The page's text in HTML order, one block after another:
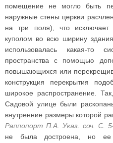
помещение не могло быть
наружные стены церкви
на три поля), что исключает
куполом во всю ширину
использовалась какая-то
пространства с помощью
повышающихся или
конструкция перекрытия
широкое распространение.
Садовой улице были
внутренние размеры которой
Раппопорт П.А. Указ. соч. С.
не была достроена, но